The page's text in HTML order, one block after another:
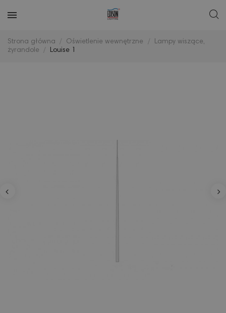
Strona główna Oświetlenie wewnętrzne
Lampy wiszące,
żyrandole
Louise 1